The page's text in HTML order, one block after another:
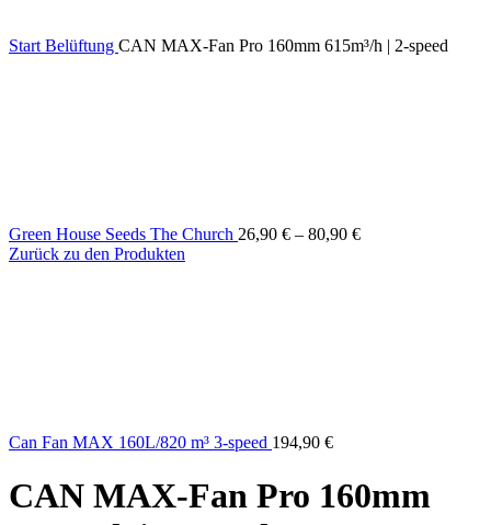
Start Belüftung CAN MAX-Fan Pro 160mm 615m³/h | 2-speed
Green House Seeds The Church 26,90 € – 80,90 €
Zurück zu den Produkten
Can Fan MAX 160L/820 m³ 3-speed 194,90 €
CAN MAX-Fan Pro 160mm